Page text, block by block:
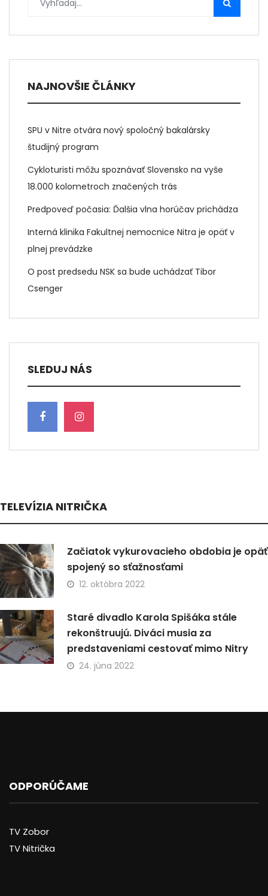
NAJNOVŠIE ČLÁNKY
SPU v Nitre otvára nový spoločný bakalársky
študijný program
Cykloturisti môžu spoznávať Slovensko na vyše
18.000 kolometroch značených trás
Predpoveď počasia: Ďalšia vlna horúčav prichádza
Interná klinika Fakultnej nemocnice Nitra je opäť v
plnej prevádzke
O post predsedu NSK sa bude uchádzať Tibor
Csenger
SLEDUJ NÁS
TELEVÍZIA NITRIČKA
Začiatok vykurovacieho obdobia je opäť
spojený so sťažnosťami
12. októbra 2022
Staré divadlo Karola Spišáka stále
rekonštruujú. Diváci musia za
predstaveniami cestovať mimo Nitry
24. júna 2022
ODPORÚČAME
TV Zobor
TV Nitrička